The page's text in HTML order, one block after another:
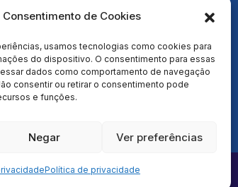
de Cookies
usamos tecnologias como cookies para
do dispositivo. O consentimento para essas
dados como comportamento de navegação
consentir ou retirar o consentimento pode
e funções.
Negar Ver preferências
Política de privacidade
MARKETING ESTRATÉGICO